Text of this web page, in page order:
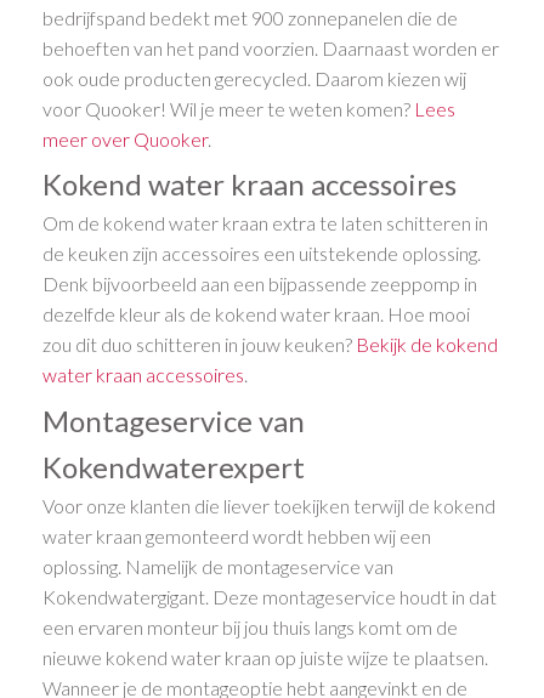
bedrijfspand bedekt met 900 zonnepanelen die de
behoeften van het pand voorzien. Daarnaast worden er
ook oude producten gerecycled. Daarom kiezen wij
voor Quooker! Wil je meer te weten komen? Lees
meer over Quooker.
Kokend water kraan accessoires
Om de kokend water kraan extra te laten schitteren in
de keuken zijn accessoires een uitstekende oplossing.
Denk bijvoorbeeld aan een bijpassende zeeppomp in
dezelfde kleur als de kokend water kraan. Hoe mooi
zou dit duo schitteren in jouw keuken? Bekijk de kokend
water kraan accessoires.
Montageservice van
Kokendwaterexpert
Voor onze klanten die liever toekijken terwijl de kokend
water kraan gemonteerd wordt hebben wij een
oplossing. Namelijk de montageservice van
Kokendwatergigant. Deze montageservice houdt in dat
een ervaren monteur bij jou thuis langs komt om de
nieuwe kokend water kraan op juiste wijze te plaatsen.
Wanneer je de montageoptie hebt aangevinkt en de